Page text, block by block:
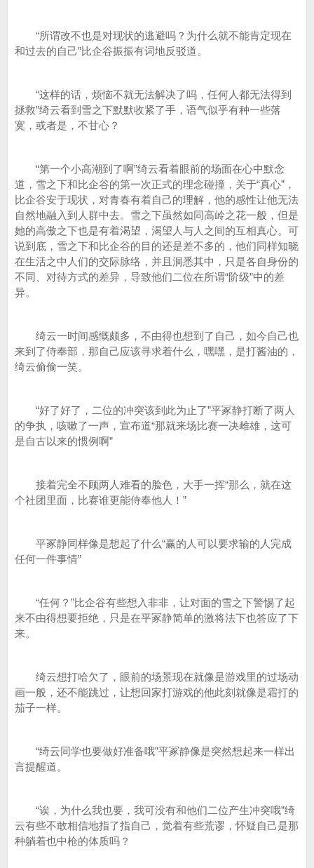
“所谓改不也是对现状的逃避吗？为什么就不能肯定现在
和过去的自己”比企谷振振有词地反驳道。
“这样的话，烦恼不就无法解决了吗，任何人都无法得到
拯救”绮云看到雪之下默默收紧了手，语气似乎有种一些落
寞，或者是，不甘心？
“第一个小高潮到了啊”绮云看着眼前的场面在心中默念
道，雪之下和比企谷的第一次正式的理念碰撞，关于“真心”，
比企谷安于现状，对青春有着自己的理解，他的感性让他无法
自然地融入到人群中去。雪之下虽然如同高岭之花一般，但是
她的高傲之下也是有着渴望，渴望人与人之间的互相真心。可
说到底，雪之下和比企谷的目的还是差不多的，他们同样知晓
在生活之中人们的交际脉络，并且洞悉其中，只是各自身份的
不同、对待方式的差异，导致他们二位在所谓“阶级”中的差
异。
绮云一时间感慨颇多，不由得也想到了自己，如今自己也
来到了侍奉部，那自己应该寻求着什么，嘿嘿，是打酱油的，
绮云偷偷一笑。
“好了好了，二位的冲突该到此为止了”平冢静打断了两人
的争执，咳嗽了一声，宣布道“那就来场比赛一决雌雄，这可
是自古以来的惯例啊”
接着完全不顾两人难看的脸色，大手一挥“那么，就在这
个社团里面，比赛谁更能侍奉他人！”
平冢静同样像是想起了什么“赢的人可以要求输的人完成
任何一件事情”
“任何？”比企谷有些想入非非，让对面的雪之下警惕了起
来不由得想要拒绝，只是在平冢静简单的激将法下也答应了下
来。
绮云想打哈欠了，眼前的场景现在就像是游戏里的过场动
画一般，还不能跳过，让想回家打游戏的他此刻就像是霜打的
茄子一样。
“绮云同学也要做好准备哦”平冢静像是突然想起来一样出
言提醒道。
“诶，为什么我也要，我可没有和他们二位产生冲突哦”绮
云有些不敢相信地指了指自己，觉着有些荒谬，怀疑自己是那
种躺着也中枪的体质吗？